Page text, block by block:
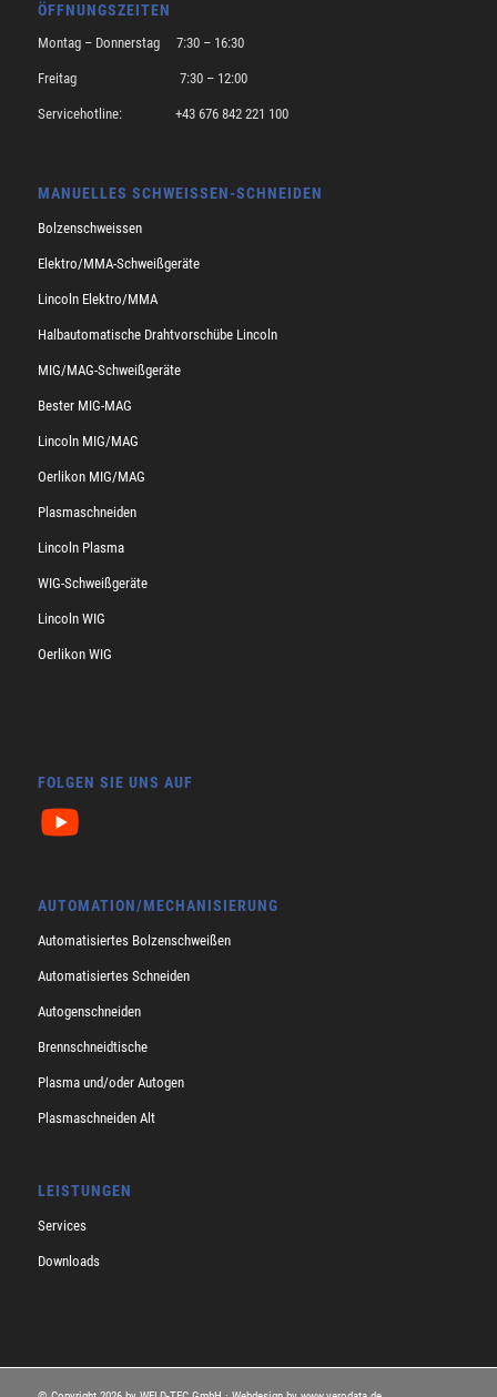
ÖFFNUNGSZEITEN
Montag – Donnerstag 7:30 – 16:30
Freitag 7:30 – 12:00
Servicehotline: +43 676 842 221 100
MANUELLES SCHWEISSEN-SCHNEIDEN
Bolzenschweissen
Elektro/MMA-Schweißgeräte
Lincoln Elektro/MMA
Halbautomatische Drahtvorschübe Lincoln
MIG/MAG-Schweißgeräte
Bester MIG-MAG
Lincoln MIG/MAG
Oerlikon MIG/MAG
Plasmaschneiden
Lincoln Plasma
WIG-Schweißgeräte
Lincoln WIG
Oerlikon WIG
FOLGEN SIE UNS AUF
AUTOMATION/MECHANISIERUNG
Automatisiertes Bolzenschweißen
Automatisiertes Schneiden
Autogenschneiden
Brennschneidtische
Plasma und/oder Autogen
Plasmaschneiden Alt
LEISTUNGEN
Services
Downloads